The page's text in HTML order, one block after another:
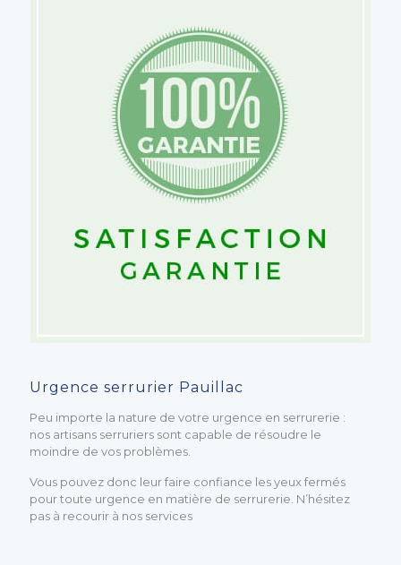
Urgence serrurier Pauillac
Peu importe la nature de votre urgence en serrurerie :
nos artisans serruriers sont capable de résoudre le
moindre de vos problèmes.
Vous pouvez donc leur faire confiance les yeux fermés
pour toute urgence en matière de serrurerie. N’hésitez
pas à recourir à nos services